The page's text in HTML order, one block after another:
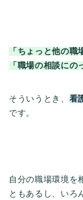
「ちょっと他の職
「職場の相談にの
そういうとき、 看
です。
自分の職場環境を
ともあるし、いろ